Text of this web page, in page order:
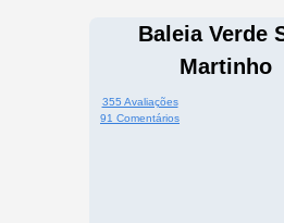
Baleia Verde
Martinho
355 Avaliações
91 Comentários